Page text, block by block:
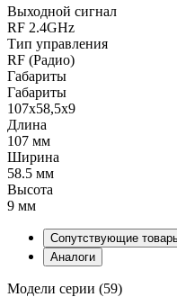
Выходной сигнал
RF 2.4GHz
Тип управления
RF (Радио)
Габариты
Габариты
107x58,5x9
Длина
107 мм
Ширина
58.5 мм
Высота
9 мм
Сопутствующие
Аналоги
Модели серии (59)